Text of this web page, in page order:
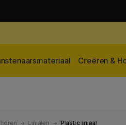
Creëren &
Linialen Plastic liniaal